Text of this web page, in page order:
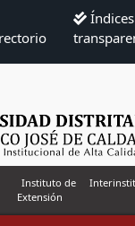
Instituto de
Extensión